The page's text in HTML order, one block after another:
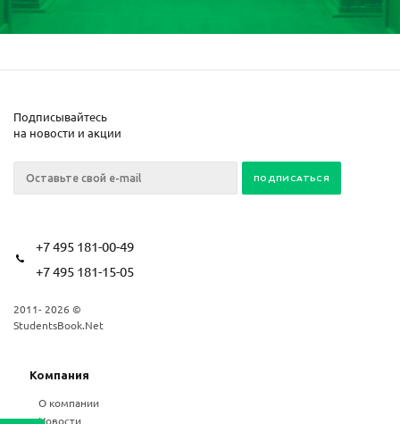
Подписывайтесь
на новости и акции
+7 495 181-00-49
+7 495 181-15-05
2011- 2026 ©
StudentsBook.Net
Компания
О компании
Новости